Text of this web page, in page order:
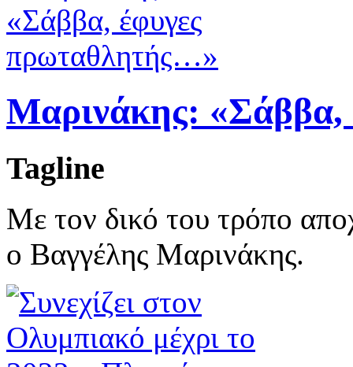
Μαρινάκης:
Tagline
Με τον δικό του τρόπο
ο Βαγγέλης Μαρινάκης.